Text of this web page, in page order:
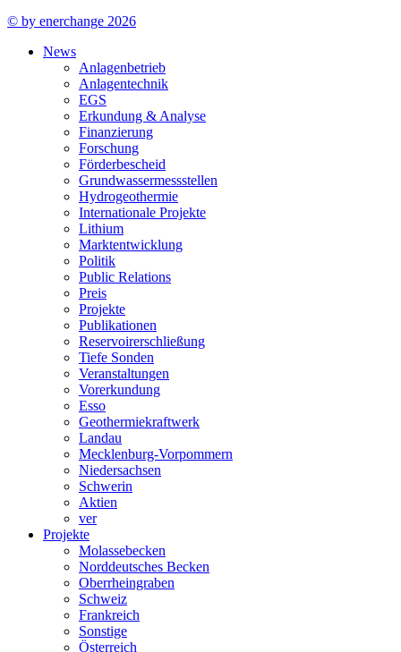
© by enerchange 2026
News
Anlagenbetrieb
Anlagentechnik
EGS
Erkundung & Analyse
Finanzierung
Forschung
Förderbescheid
Grundwassermessstellen
Hydrogeothermie
Internationale Projekte
Lithium
Marktentwicklung
Politik
Public Relations
Preis
Projekte
Publikationen
Reservoirerschließung
Tiefe Sonden
Veranstaltungen
Vorerkundung
Esso
Geothermiekraftwerk
Landau
Mecklenburg-Vorpommern
Niedersachsen
Schwerin
Aktien
ver
Projekte
Molassebecken
Norddeutsches Becken
Oberrheingraben
Schweiz
Frankreich
Sonstige
Österreich